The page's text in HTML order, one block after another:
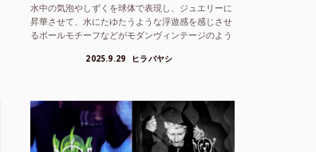
水中の気泡やしずくを球体で表現し、ジュエリーに
昇華させて、水にたゆたうような浮遊感を感じさせ
るボールモチーフなどがモダンヴィンテージのよう
2025.9.29 ヒラバヤシ